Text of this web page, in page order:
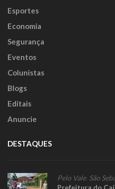
Esportes
Economia
Segurança
Eventos
Colunistas
Blogs
Editais
Anuncie
DESTAQUES
Pelo Vale, São
Prefeitura do